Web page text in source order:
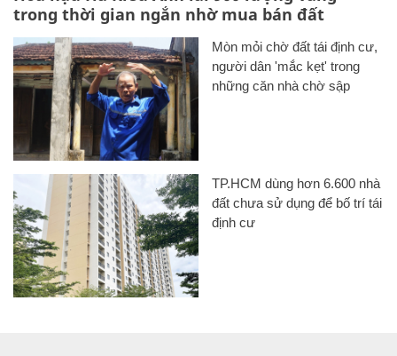
trong thời gian ngắn nhờ mua bán đất
Mòn mỏi chờ đất tái định cư,
người dân 'mắc kẹt' trong
những căn nhà chờ sập
TP.HCM dùng hơn 6.600 nhà
đất chưa sử dụng để bố trí tái
định cư